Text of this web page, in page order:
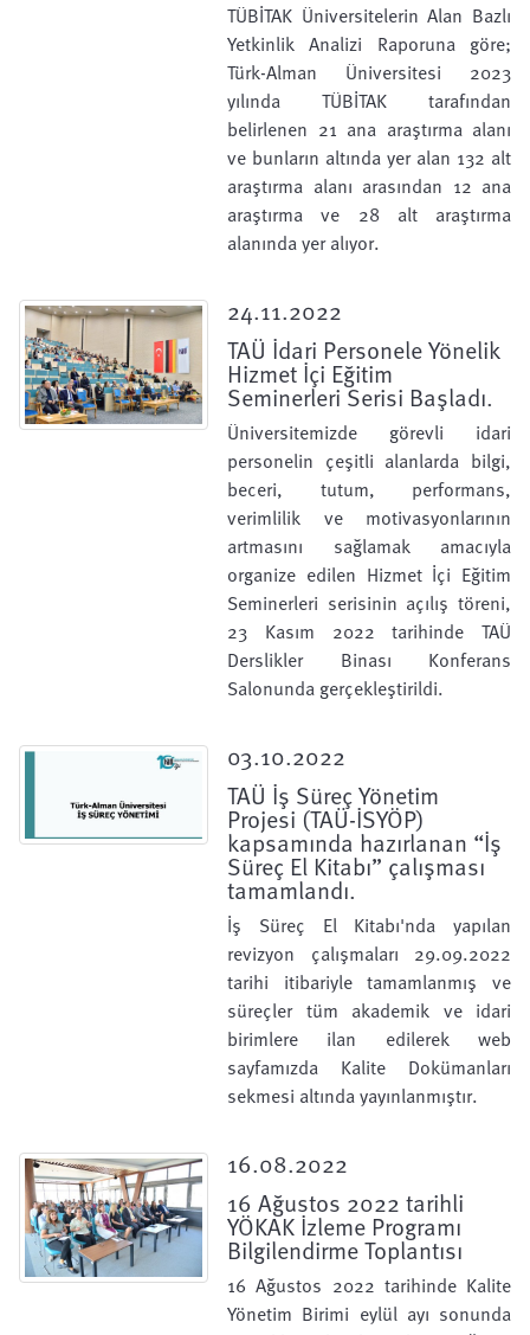
TÜBİTAK Üniversitelerin Alan Bazlı
Yetkinlik Analizi Raporuna göre;
Türk-Alman Üniversitesi 2023
yılında TÜBİTAK tarafından
belirlenen 21 ana araştırma alanı
ve bunların altında yer alan 132 alt
araştırma alanı arasından 12 ana
araştırma ve 28 alt araştırma
alanında yer alıyor.
24.11.2022
TAÜ İdari Personele Yönelik
Hizmet İçi Eğitim
Seminerleri Serisi Başladı.
Üniversitemizde görevli idari
personelin çeşitli alanlarda bilgi,
beceri, tutum, performans,
verimlilik ve motivasyonlarının
artmasını sağlamak amacıyla
organize edilen Hizmet İçi Eğitim
Seminerleri serisinin açılış töreni,
23 Kasım 2022 tarihinde TAÜ
Derslikler Binası Konferans
Salonunda gerçekleştirildi.
03.10.2022
TAÜ İş Süreç Yönetim
Projesi (TAÜ-İSYÖP)
kapsamında hazırlanan “İş
Süreç El Kitabı” çalışması
tamamlandı.
İş Süreç El Kitabı'nda yapılan
revizyon çalışmaları 29.09.2022
tarihi itibariyle tamamlanmış ve
süreçler tüm akademik ve idari
birimlere ilan edilerek web
sayfamızda Kalite Dokümanları
sekmesi altında yayınlanmıştır.
16.08.2022
16 Ağustos 2022 tarihli
YÖKAK İzleme Programı
Bilgilendirme Toplantısı
16 Ağustos 2022 tarihinde Kalite
Yönetim Birimi eylül ayı sonunda